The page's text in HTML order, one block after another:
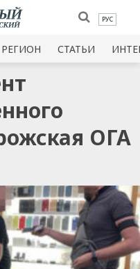
РУС
РЕГИОН СТАТЬИ
ОГА